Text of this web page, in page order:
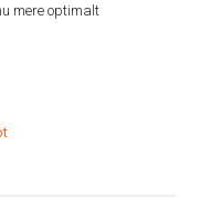
mere optimalt